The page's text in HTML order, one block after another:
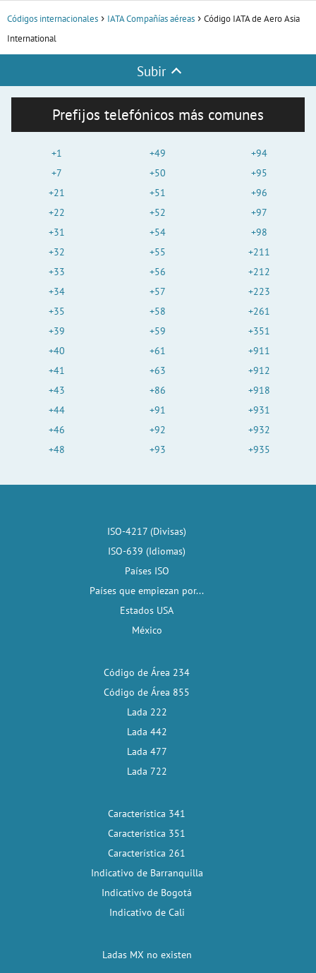
Códigos internacionales IATA Compañías aéreas
Código IATA de Aero Asia
International
Subir
Prefijos telefónicos más comunes
+1
+7
+21
+22
+31
+32
+33
+34
+35
+39
+40
+41
+43
+44
+46
+48
+49
+50
+51
+52
+54
+55
+56
+57
+58
+59
+61
+63
+86
+91
+92
+93
+94
+95
+96
+97
+98
+211
+212
+223
+261
+351
+911
+912
+918
+931
+932
+935
ISO-4217 (Divisas)
ISO-639 (Idiomas)
Países ISO
Países que empiezan por...
Estados USA
México
Código de Área 234
Código de Área 855
Lada 222
Lada 442
Lada 477
Lada 722
Característica 341
Característica 351
Característica 261
Indicativo de Barranquilla
Indicativo de Bogotá
Indicativo de Cali
Ladas MX no existen